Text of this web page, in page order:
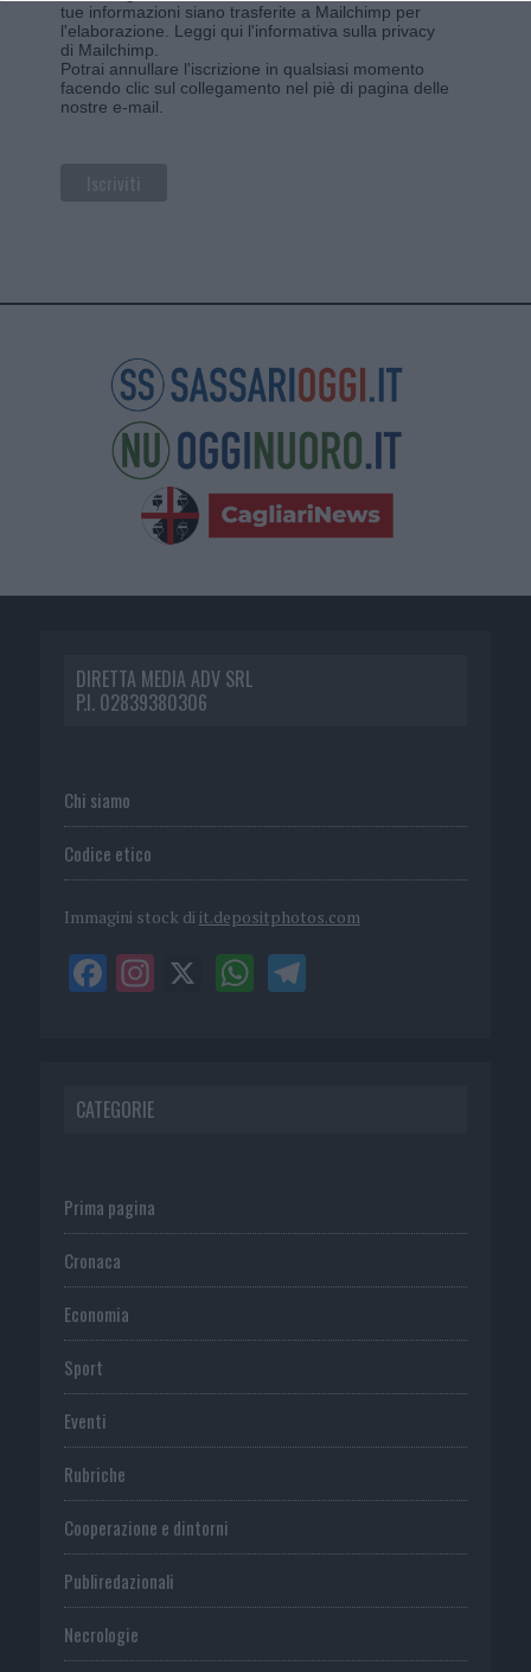
tue informazioni siano trasferite a Mailchimp per
l'elaborazione. Leggi qui l'informativa sulla privacy
di Mailchimp
Potrai annullare l'iscrizione in qualsiasi momento
facendo clic sul collegamento nel piè di pagina delle
nostre e-mail.
DIRETTA MEDIA ADV SRL
P.I. 02839380306
Chi siamo
Codice etico
Immagini stock di it.depositphotos.com
CATEGORIE
Prima pagina
Cronaca
Economia
Sport
Eventi
Rubriche
Cooperazione e dintorni
Publiredazionali
Necrologie